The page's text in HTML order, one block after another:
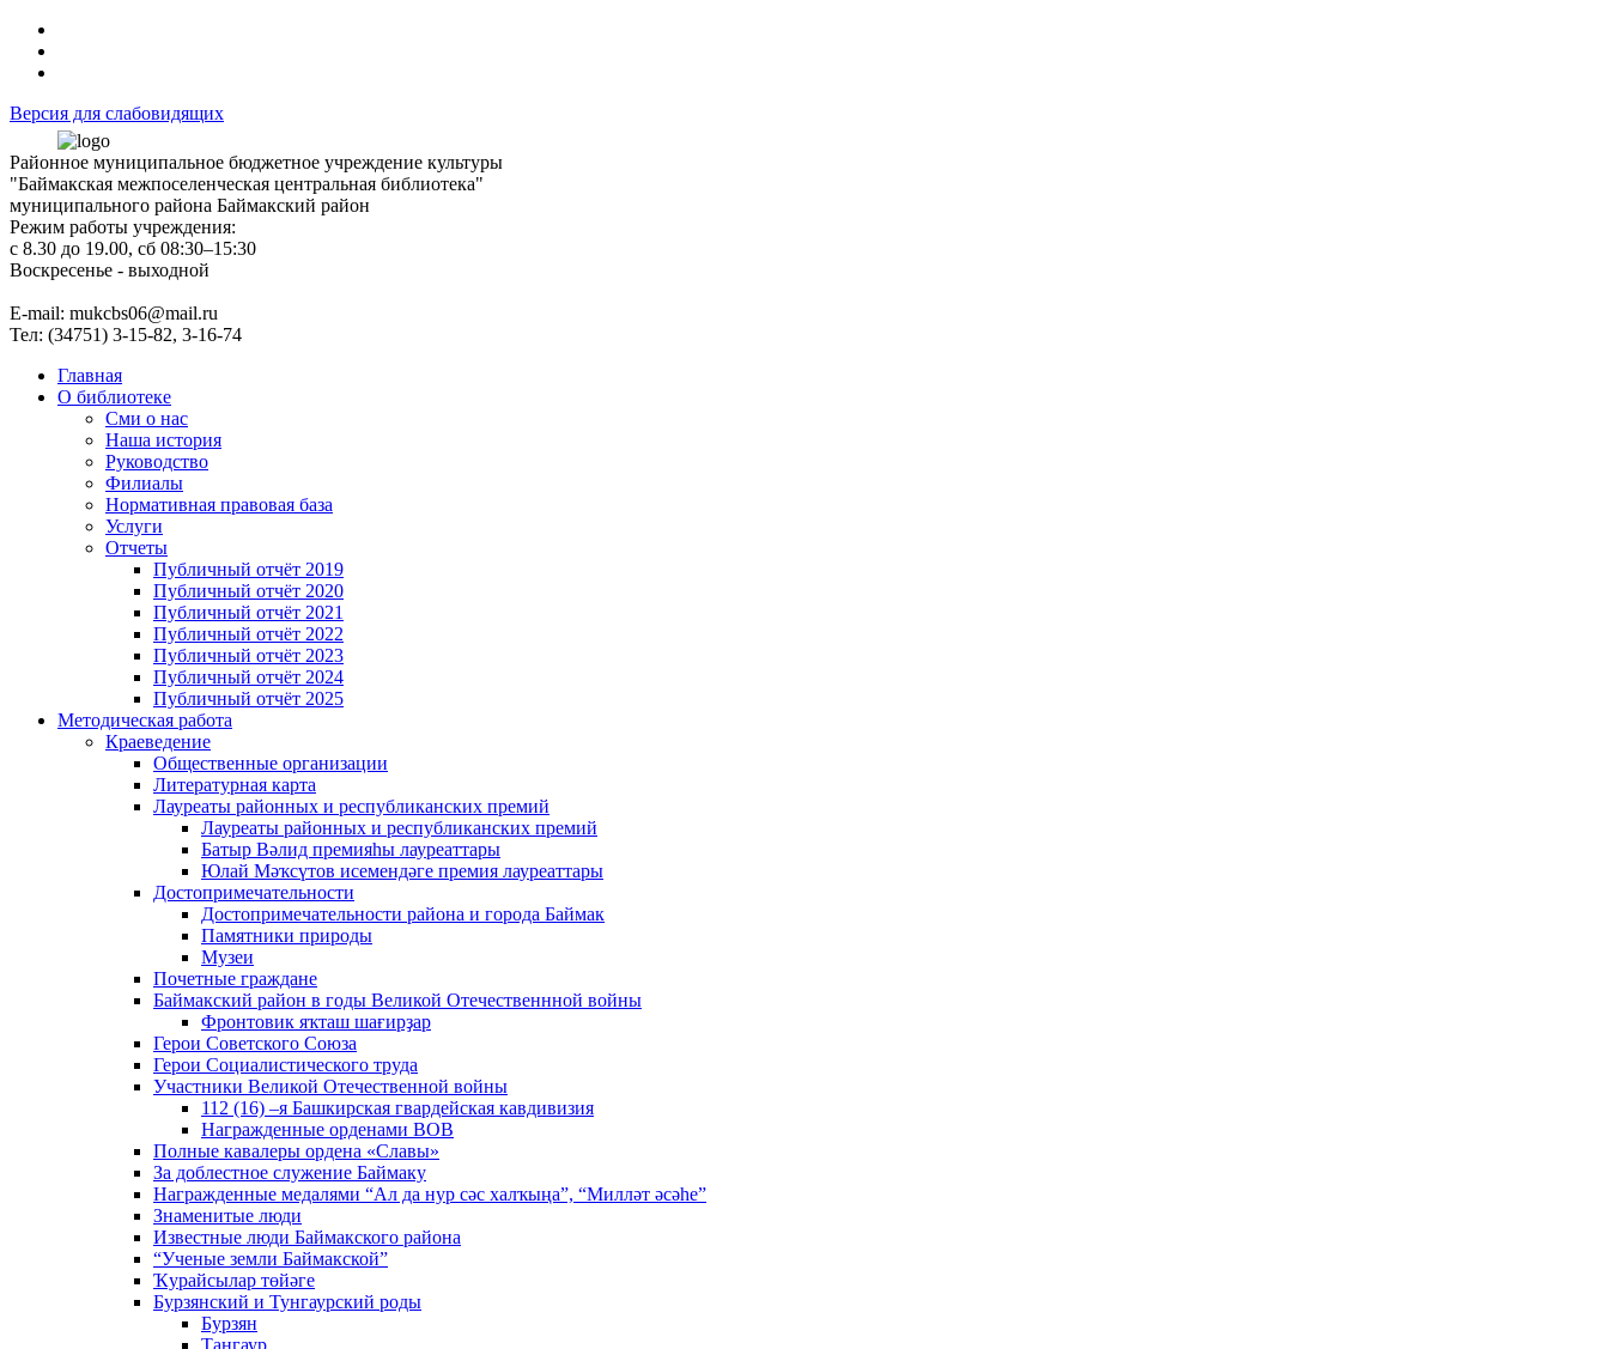
Версия для слабовидящих
Районное муниципальное бюджетное учреждение культуры
"Баймакская межпоселенческая центральная библиотека"
муниципального района Баймакский район
Режим работы учреждения:
с 8.30 до 19.00, сб 08:30–15:30
Воскресенье - выходной
Е-mail: mukcbs06@mail.ru
Тел: (34751) 3-15-82, 3-16-74
Главная
О библиотеке
Сми о нас
Наша история
Руководство
Филиалы
Нормативная правовая база
Услуги
Отчеты
Публичный отчёт 2019
Публичный отчёт 2020
Публичный отчёт 2021
Публичный отчёт 2022
Публичный отчёт 2023
Публичный отчёт 2024
Публичный отчёт 2025
Методическая работа
Краеведение
Общественные организации
Литературная карта
Лауреаты районных и республиканских премий
Лауреаты районных и республиканских премий
Батыр Вәлид премияһы лауреаттары
Юлай Мәҡсүтов исемендәге премия лауреаттары
Достопримечательности
Достопримечательности района и города Баймак
Памятники природы
Музеи
Почетные граждане
Баймакский район в годы Великой Отечественнной войны
Фронтовик яҡташ шағирҙар
Герои Советского Союза
Герои Социалистического труда
Участники Великой Отечественной войны
112 (16) –я Башкирская гвардейская кавдивизия
Награжденные орденами ВОВ
Полные кавалеры ордена «Славы»
За доблестное служение Баймаку
Награжденные медалями “Ал да нур сәс халҡыңа”, “Милләт әсәһе”
Знаменитые люди
Известные люди Баймакского района
“Ученые земли Баймакской”
Ҡурайсылар төйәге
Бурзянский и Тунгаурский роды
Бурзян
Тангаур